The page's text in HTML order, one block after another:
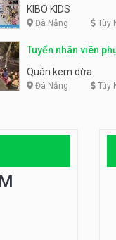
– Kibo Kid
KIBO KIDS
Đà Nẵng Tùy
Tuyển nhân viên
dừa
Quán kem dừa
Đà Nẵng Tùy